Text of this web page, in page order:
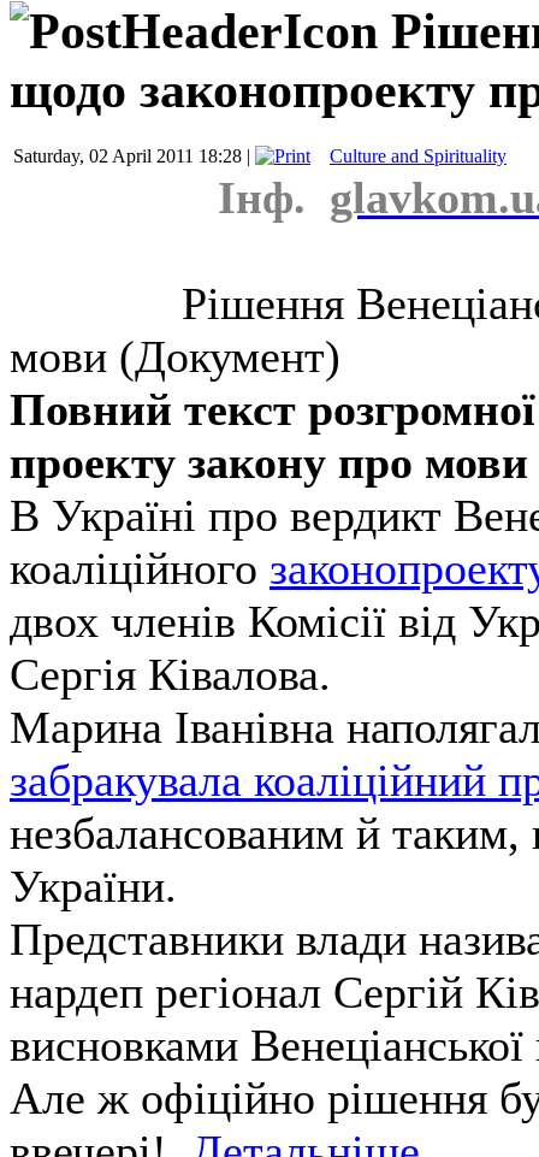
щодо законопроекту
Saturday, 02 April 2011 18:28 | Culture and Spirituality
Інф.
Рішення
мови (Документ)
Повний текст
проекту закону про мови
В Україні про вердикт
коаліційного
двох членів Комісії від
Сергія Ківалова.
Марина Іванівна
забракувала коаліційний
незбалансованим й таким,
України.
Представники влади
нардеп регіонал Сергій
висновками Венеціанської
Але ж офіційно рішення